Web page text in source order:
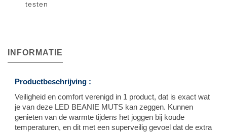
testen
INFORMATIE
Productbeschrijving :
Veiligheid en comfort verenigd in 1 product, dat is exact wat
je van deze LED BEANIE MUTS kan zeggen. Kunnen
genieten van de warmte tijdens het joggen bij koude
temperaturen, en dit met een superveilig gevoel dat de extra